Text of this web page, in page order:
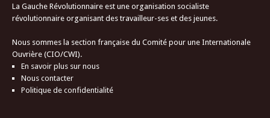
La Gauche Révolutionnaire est une organisation socialiste
révolutionnaire organisant des travailleur-ses et des jeunes.
Nous sommes la section française du Comité pour une Internationale
Ouvrière (CIO/CWI).
En savoir plus sur nous
Nous contacter
Politique de confidentialité